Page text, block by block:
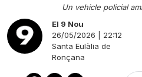
Un vehicle policial
El 9 Nou
26/05/2026 | 22:12
Santa Eulàlia de
Ronçana